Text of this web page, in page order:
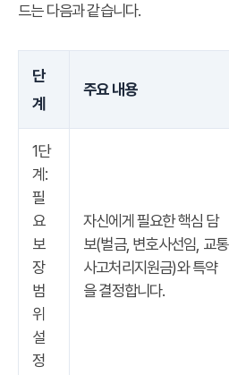
드는 다음과 같습니다.
단
계
주요 내용
1단
계:
필
요
보
장
범
위
설
정
자신에게 필요한 핵심 담
보(벌금, 변호사선임, 교통
사고처리지원금)와 특약
을 결정합니다.